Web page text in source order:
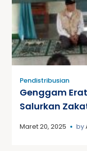
Pendistribusian
Genggam
Salurkan
Maret 20, 2025 by